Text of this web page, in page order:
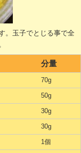
。玉子でとじる事で全
分量
70g
50g
30g
30g
1個